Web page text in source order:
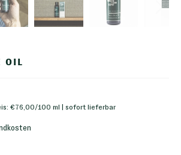
OIL
€76,00/100 ml | sofort lieferbar